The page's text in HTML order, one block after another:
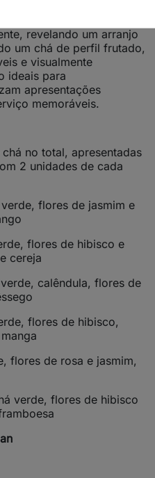
revelando um arranjo
um chá de perfil frutado,
e visualmente
ideais para
apresentações
memoráveis.
no total, apresentadas
2 unidades de cada
flores de jasmim e
flores de hibisco e
cereja
calêndula, flores de
flores de hibisco,
flores de rosa e jasmim,
verde, flores de hibisco